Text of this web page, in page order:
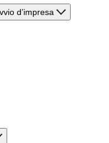
d’impresa